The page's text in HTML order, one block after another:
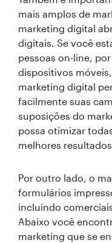
mais amplos de
marketing digital
digitais. Se você
pessoas on-line,
dispositivos
marketing digital
facilmente suas
suposições do
possa otimizar
melhores
Por outro lado, o
formulários
incluindo
Abaixo você
marketing que se